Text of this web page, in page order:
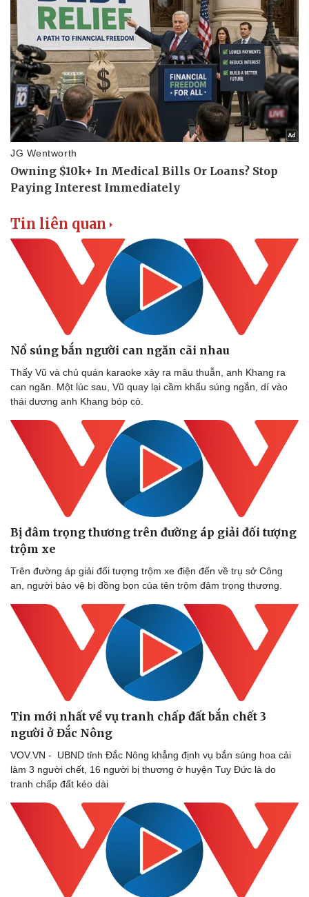
Doanh nghiệp
Thông tin doanh nghiệp
Doanh nghiệp 24h
Doanh nhân
Vì cộng đồng
Công nghệ
Sành điệu
Tin Công nghệ
Trải nghiệm
Chuyển đổi số
Tin liên quan
Nổ súng bắn người can ngăn cãi nhau
Thấy Vũ và chủ quán karaoke xảy ra mâu thuẫn, anh Khang ra
can ngăn. Một lúc sau, Vũ quay lại cầm khẩu súng ngắn, dí vào
thái dương anh Khang bóp cò.
Bị đâm trọng thương trên đường áp giải đối tượng
trộm xe
Trên đường áp giải đối tượng trộm xe điện đến về trụ sở Công
an, người bảo vệ bị đồng bọn của tên trộm đâm trọng thương.
Tin mới nhất về vụ tranh chấp đất bắn chết 3
người ở Đắc Nông
VOV.VN - UBND tỉnh Đắc Nông khẳng định vụ bắn súng hoa cải
làm 3 người chết, 16 người bị thương ở huyện Tuy Đức là do
tranh chấp đất kéo dài